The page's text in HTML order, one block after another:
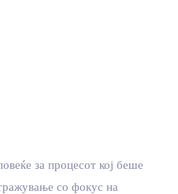
за процесот кој беше
со фокус на